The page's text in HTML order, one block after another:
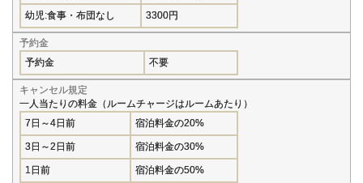
幼児:食事・布団なし 3300円
予約金
予約金
不要
キャンセル規定
一人当たりの料金（ルームチャージはルームあたり）
7日～4日前
宿泊料金の20%
3日～2日前 宿泊料金の30%
1日前 宿泊料金の50%